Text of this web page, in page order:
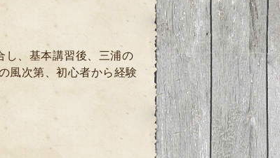
し、基本講習後、三浦の
風次第、初心者から経験